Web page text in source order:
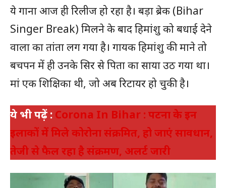
ये गाना आज ही रिलीज हो रहा है। बड़ा ब्रेक (Bihar
Singer Break) मिलने के बाद हिमांशु को बधाई देने
वाला का तांता लग गया है। गायक हिमांशु की माने तो
बचपन में ही उनके सिर से पिता का साया उठ गया था।
मां एक शिक्षिका थी, जो अब रिटायर हो चुकी है।
ये भी पढ़ें : Corona In Bihar : पटना के इन
इलाकों में मिले कोरोना संक्रमित, हो जाएं सावधान,
तेजी से फैल रहा है संक्रमण, अलर्ट जारी